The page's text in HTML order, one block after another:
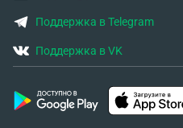
Поддержка в Telegram
Поддержка в VK